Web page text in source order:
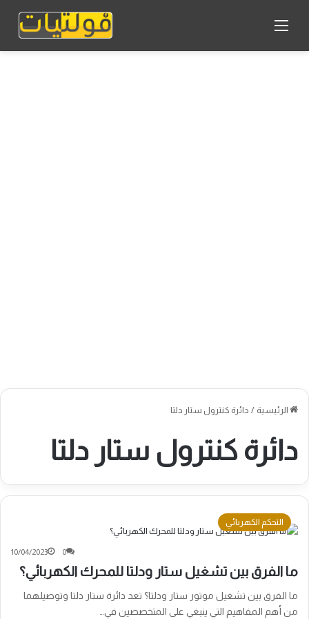
الرئيسية / دائرة كنترول ستار دلتا
دائرة كنترول ستار دلتا
التحكم الكهربائي
10/04/2023 0
ما الفرق بين تشغيل ستار ودلتا للمحرك الكهربائي؟
ما الفرق بين تشغيل موتور ستار ودلتا؟ تعد دائرة ستار دلتا وتوصيلهما
من أهم المفاهيم التي ينبغي على المتخصصين في…